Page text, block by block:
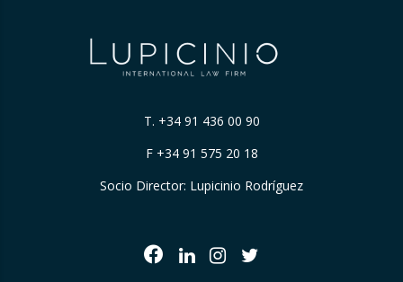
T. +34 91 436 00 90
F +34 91 575 20 18
Socio Director: Lupicinio Rodríguez